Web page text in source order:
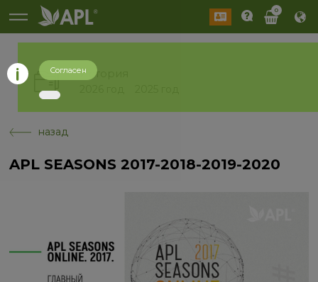
0
История
назад
APL SEASONS 2017-2018-2019-2020
Согласен